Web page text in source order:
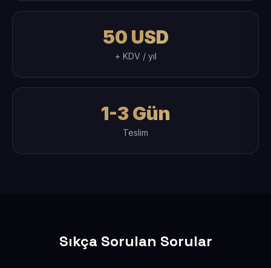
50 USD
+ KDV / yıl
1-3 Gün
Teslim
Sıkça Sorulan Sorular